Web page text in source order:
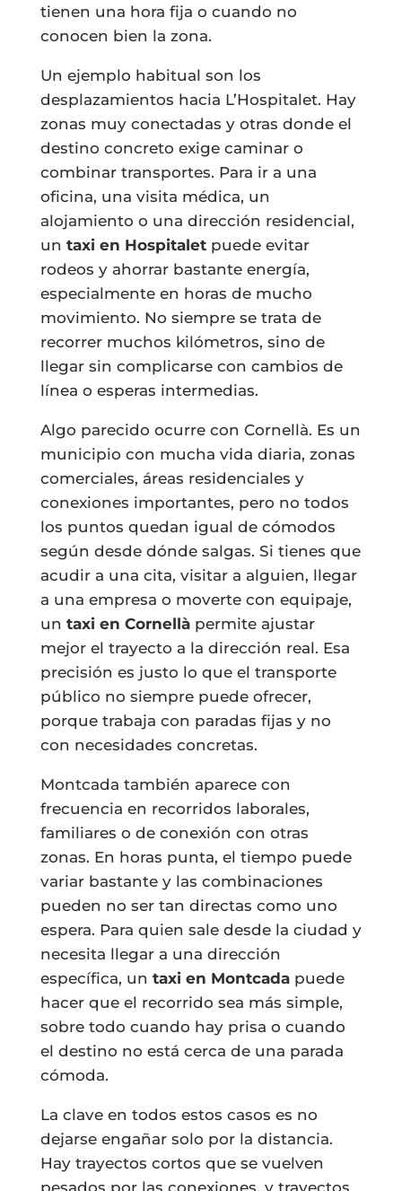
tienen una hora fija o cuando no
conocen bien la zona.
Un ejemplo habitual son los
desplazamientos hacia L’Hospitalet. Hay
zonas muy conectadas y otras donde el
destino concreto exige caminar o
combinar transportes. Para ir a una
oficina, una visita médica, un
alojamiento o una dirección residencial,
un taxi en Hospitaletpuede evitar
rodeos y ahorrar bastante energía,
especialmente en horas de mucho
movimiento. No siempre se trata de
recorrer muchos kilómetros, sino de
llegar sin complicarse con cambios de
línea o esperas intermedias.
Algo parecido ocurre con Cornellà. Es un
municipio con mucha vida diaria, zonas
comerciales, áreas residenciales y
conexiones importantes, pero no todos
los puntos quedan igual de cómodos
según desde dónde salgas. Si tienes que
acudir a una cita, visitar a alguien, llegar
a una empresa o moverte con equipaje,
un taxi en Cornellàpermite ajustar
mejor el trayecto a la dirección real. Esa
precisión es justo lo que el transporte
público no siempre puede ofrecer,
porque trabaja con paradas fijas y no
con necesidades concretas.
Montcada también aparece con
frecuencia en recorridos laborales,
familiares o de conexión con otras
zonas. En horas punta, el tiempo puede
variar bastante y las combinaciones
pueden no ser tan directas como uno
espera. Para quien sale desde la ciudad y
necesita llegar a una dirección
específica, un taxi en Montcadapuede
hacer que el recorrido sea más simple,
sobre todo cuando hay prisa o cuando
el destino no está cerca de una parada
cómoda.
La clave en todos estos casos es no
dejarse engañar solo por la distancia.
Hay trayectos cortos que se vuelven